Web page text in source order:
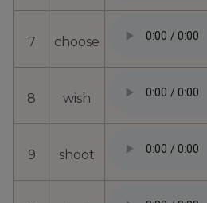
7 choose
8 wish
9 shoot